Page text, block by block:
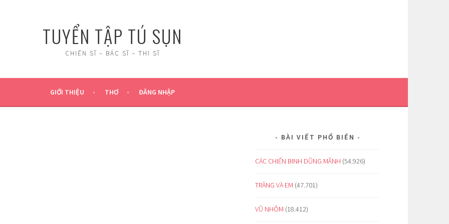
TUYỂN TẬP TÚ SỤN
CHIẾN SĨ – BÁC SĨ – THI SĨ
GIỚI THIỆU THƠ ĐĂNG NHẬP
BÀI VIẾT PHỔ BIẾN
CÁC CHIẾN BINH DŨNG MÃNH (54.926)
TRĂNG VÀ EM (47.701)
VŨ NHÔM (18.412)